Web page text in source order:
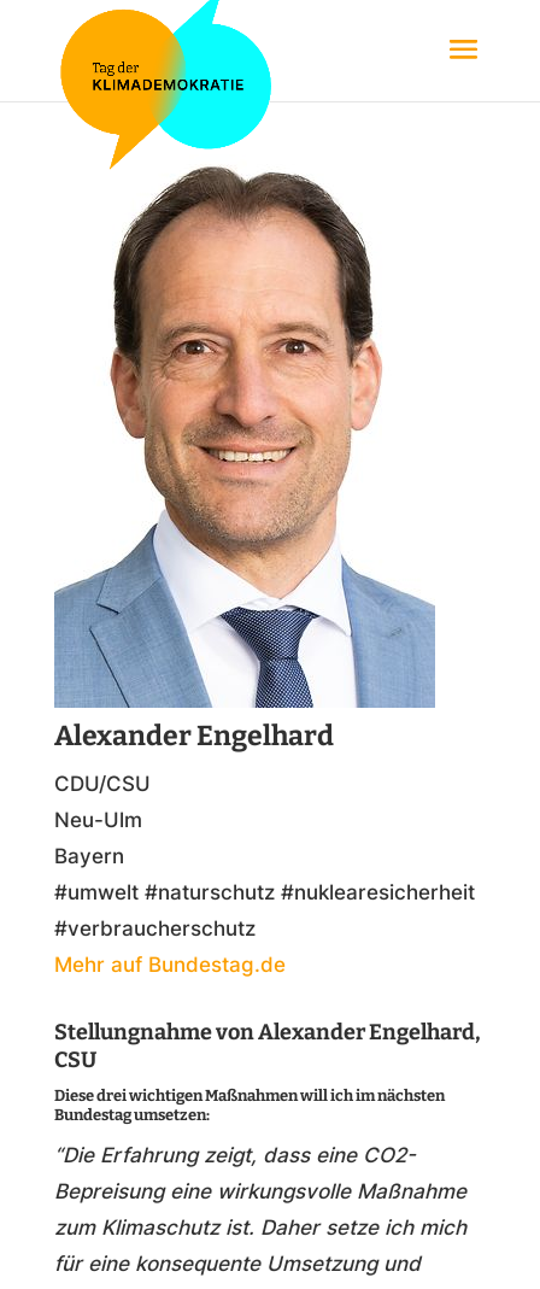
Alexander Engelhard
CDU/CSU
Neu-Ulm
Bayern
#umwelt #naturschutz #nuklearesicherheit
#verbraucherschutz
Mehr auf Bundestag.de
Stellungnahme von Alexander Engelhard,
CSU
Diese drei wichtigen Maßnahmen will ich im nächsten
Bundestag umsetzen:
“Die Erfahrung zeigt, dass eine CO2-
Bepreisung eine wirkungsvolle Maßnahme
zum Klimaschutz ist. Daher setze ich mich
für eine konsequente Umsetzung und